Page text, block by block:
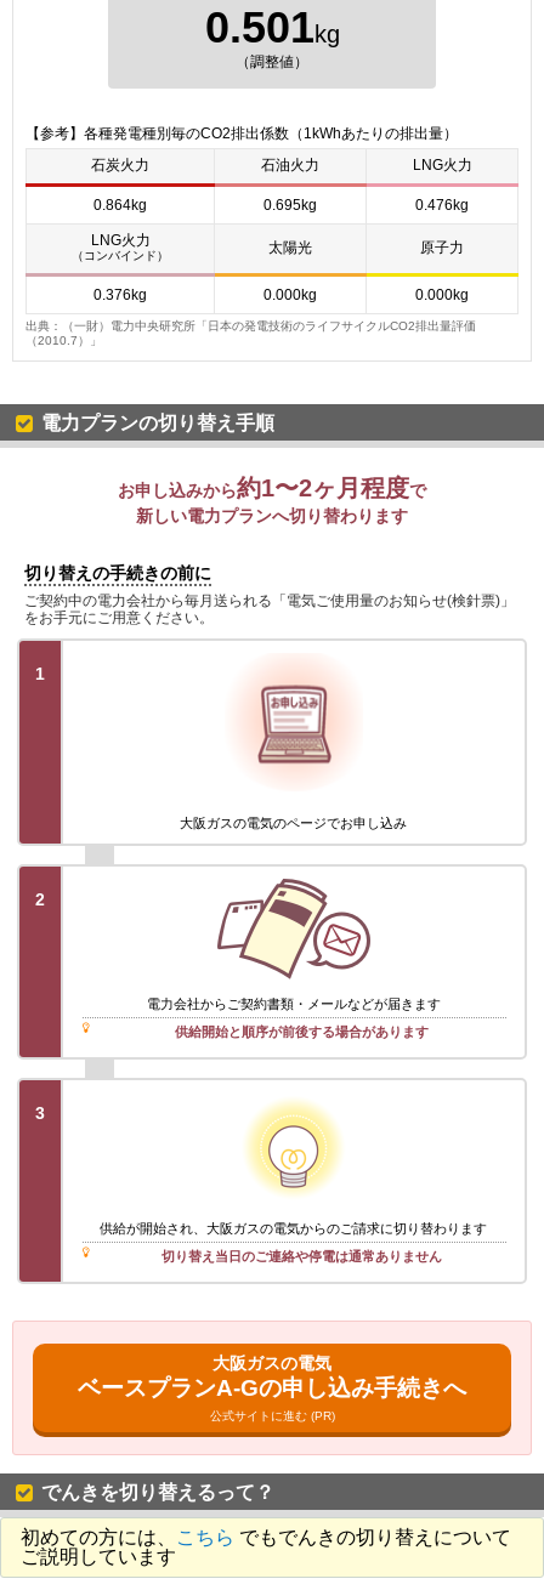
0.501kg
（調整値）
【参考】各種発電種別毎のCO2排出係数（1kWhあたりの排出量）
石炭火力
石油火力 LNG火力
0.864kg 0.695kg 0.476kg
LNG火力
（コンバインド） 太陽光 原子力
0.376kg 0.000kg 0.000kg
出典：（一財）電力中央研究所「日本の発電技術のライフサイクルCO2排出量評価
（2010.7）」
電力プランの切り替え手順
お申し込みから約1〜2ヶ月程度で
新しい電力プランへ切り替わります
切り替えの手続きの前に
ご契約中の電力会社から毎月送られる「電気ご使用量のお知らせ(検針票)」
をお手元にご用意ください。
1
大阪ガスの電気のページでお申し込み
2
電力会社から ご契約書類・メールなどが届きます
供給開始と順序が前後する場合があります
3
供給が開始され、大阪ガスの電気からのご請求に切り替わります
切り替え当日のご連絡や停電は通常ありません
大阪ガスの電気
ベースプランA-Gの申し込み手続きへ
公式サイトに進む (PR)
でんきを切り替えるって？
初めての方には、 こちら でもでんきの切り替えについて
ご説明しています